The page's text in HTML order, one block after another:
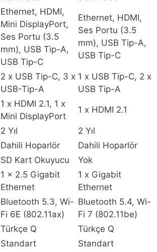
Ethernet, HDMI,
Mini DisplayPort,
Ses Portu (3.5
mm), USB Tip-A,
USB Tip-C
Ethernet, HDMI,
Ses Portu (3.5
mm), USB Tip-A,
USB Tip-C
2 x USB Tip-C, 3 x
USB-Tip-A
1 x USB Tip-C, 2 x
USB Tip-A
1 x HDMI 2.1, 1 x
Mini DisplayPort
1 x HDMI 2.1
2 Yıl
2 Yıl
Dahili Hoparlör
Dahili Hoparlör
SD Kart Okuyucu Yok
1 x 2.5 Gigabit
Ethernet
1 x Gigabit
Ethernet
Bluetooth 5.3, Wi-
Fi 6E (802.11ax)
Bluetooth 5.4, Wi-
Fi 7 (802.11be)
Türkçe Q
Türkçe Q
Standart Standart